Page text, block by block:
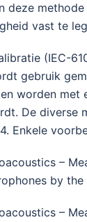
deze
vast te
(IEC-
gebruik
worden met
De diverse
Enkele
–
by
–